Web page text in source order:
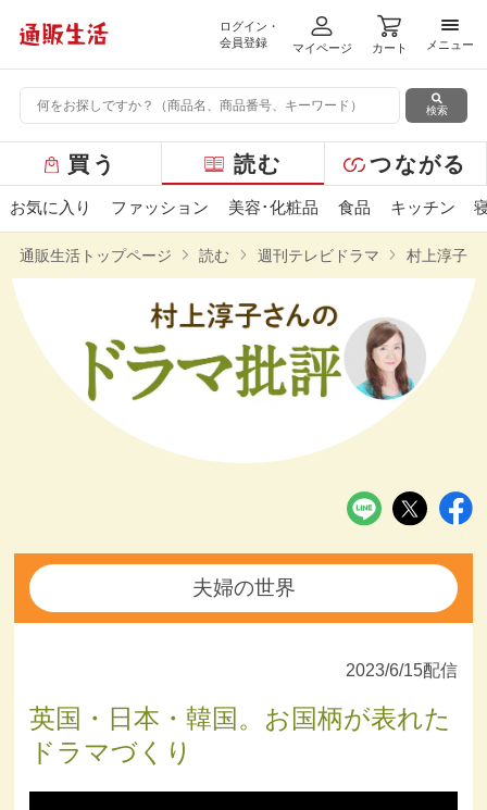
ログイン・
会員登録
マイページ カート
メニ
メニュー
検索
ー
バ
ニ
買う 読む つながる
お気に入り ファッション 美容･化粧品 食品 キッチン
通販生活トップページ 読む 週刊テレビドラマ 村上淳子さ
夫婦の世界
2023/6/15配信
英国・日本・韓国。お国柄が表れた
ドラマづくり